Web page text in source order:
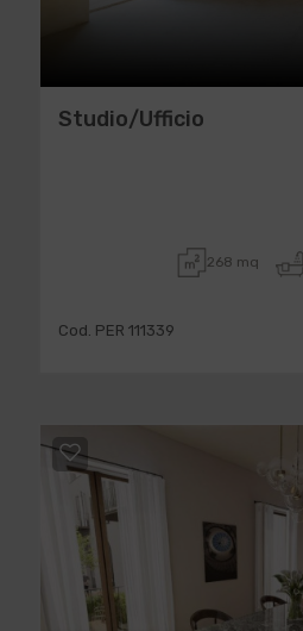
Studio/Ufficio
268 mq
Cod. PER 111339